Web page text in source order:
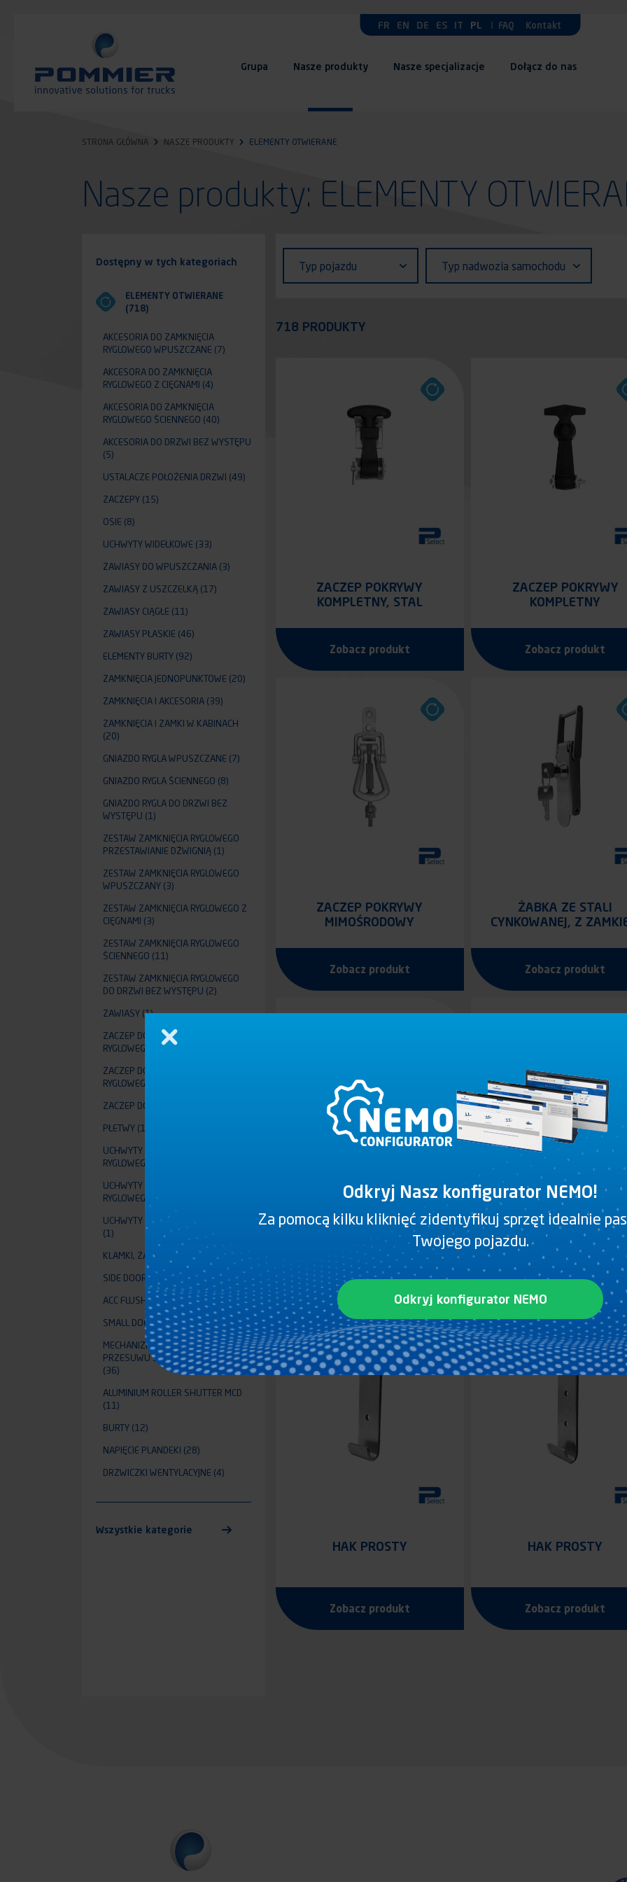
FR EN DE ES IT PL FAQ Kontakt
Grupa Nasze produkty Nasze specjalizacje Dołącz do nas
STRONA GŁÓWNA NASZE PRODUKTY ELEMENTY OTWIERANE
Nasze produkty: ELEMENTY
pojazdu
Typ pojazdu
nadwozia
samochodu
Typ nadwozia samochodu
718 PRODUKTY
ZACZEP POKRYWY
KOMPLETNY, STAL
Zobacz produkt
ZACZEP POKRYWY
KOMPLETNY
Zobacz produkt
ZACZEP POKRYWY
MIMOŚRODOWY
Zobacz produkt
ŻABKA ZE STALI
CYNKOWANEJ, Z
STALI NIERDZEWNEJ
Zobacz produkt
ŻABKA
Zobacz produkt
ŻABKA
Zobacz produkt
HAK PROSTY
Zobacz produkt
HAK PROSTY
Zobacz produkt
Dostępny w tych kategoriach
ELEMENTY OTWIERANE
(718)
AKCESORIA DO ZAMKNIĘCIA
RYGLOWEGO WPUSZCZANE (7)
AKCESORA DO ZAMKNIĘCIA
RYGLOWEGO Z CIĘGNAMI (4)
AKCESORIA DO ZAMKNIĘCIA
RYGLOWEGO ŚCIENNEGO (40)
AKCESORIA DO DRZWI BEZ WYSTĘPU
(5)
USTALACZE POŁOŻENIA DRZWI (49)
ZACZEPY (15)
OSIE (8)
UCHWYTY WIDEŁKOWE (33)
ZAWIASY DO WPUSZCZANIA (3)
ZAWIASY Z USZCZELKĄ (17)
ZAWIASY CIĄGŁE (11)
ZAWIASY PŁASKIE (46)
ELEMENTY BURTY (92)
ZAMKNIĘCIA JEDNOPUNKTOWE (20)
ZAMKNIĘCIA I AKCESORIA (39)
ZAMKNIĘCIA I ZAMKI W KABINACH
(20)
GNIAZDO RYGLA WPUSZCZANE (7)
GNIAZDO RYGLA ŚCIENNEGO (8)
GNIAZDO RYGLA DO DRZWI BEZ
WYSTĘPU (1)
ZESTAW ZAMKNIĘCIA RYGLOWEGO
PRZESTAWIANIE DŹWIGNIĄ (1)
ZESTAW ZAMKNIĘCIA RYGLOWEGO
WPUSZCZANY (3)
ZESTAW ZAMKNIĘCIA RYGLOWEGO Z
CIĘGNAMI (3)
ZESTAW ZAMKNIĘCIA RYGLOWEGO
ŚCIENNEGO (11)
ZESTAW ZAMKNIĘCIA RYGLOWEGO
DO DRZWI BEZ WYSTĘPU (2)
ZAWIASY (1)
ZACZEP DO ZAMKNIĘCIA
RYGLOWEGO WPUSZCZANY
ZACZEP DO ZAMKNIĘCIA
RYGLOWEGO ŚCIENNEGO
ZACZEP DO DRZWI BEZ WYSTĘPU
PŁETWY (13)
UCHWYTY DO ZAMKNIĘCIA
RYGLOWEGO WPUSZCZANE
UCHWYTY BOCZNE DO ZAMKNIĘCIA
RYGLOWEGO
(30)
UCHWYTY DO DRZWI BEZ WYSTĘPU
(1)
KLAMKI, ZAMKI I ZASUWKI
(90)
SIDE DOOR (1)
ACC FLUSH DOOR SYSTEM (24)
SMALL DOOR (3)
MECHANIZMY UNOSZENIA I
PRZESUWU ŚCIANEK DZIAŁOWYCH
(36)
ALUMINIUM ROLLER SHUTTER MCD
(11)
BURTY (12)
NAPIĘCIE PLANDEKI (28)
DRZWICZKI WENTYLACYJNE (4)
Wszystkie kategorie
Odkryj Nasz konfigurator NEMO!
Za pomocą kilku kliknięć zidentyfikuj sprzęt idealnie
Twojego pojazdu.
Odkryj konfigurator NEMO